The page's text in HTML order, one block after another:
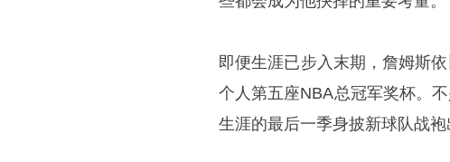
即便生涯已步入末期，詹姆斯
个人第五座NBA总冠军奖杯。
生涯的最后一季身披新球队战袍